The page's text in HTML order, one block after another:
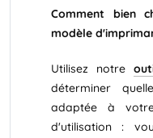
Comment bien
modèle
Utilisez notre
déterminer
adaptée à
d'utilisation :